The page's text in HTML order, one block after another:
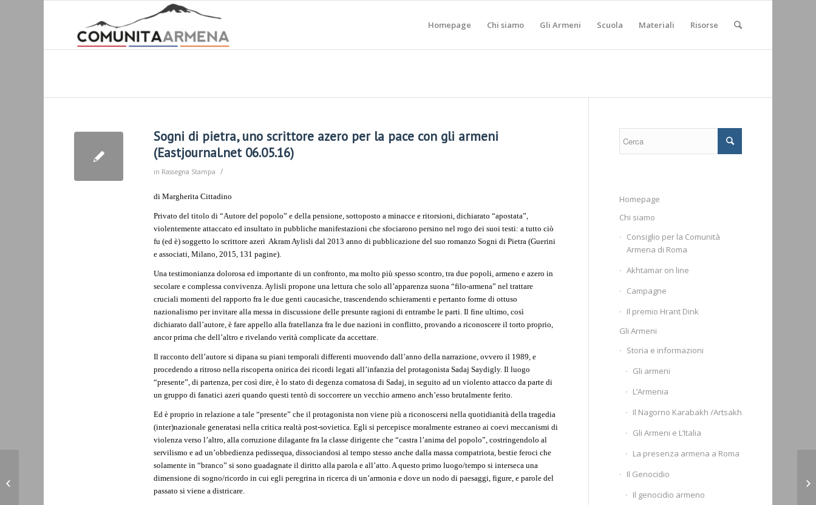
Homepage Chi siamo Gli Armeni Scuola Materiali Risorse
Sogni di pietra, uno scrittore azero per la pace con gli armeni
(Eastjournal.net 06.05.16)
in Rassegna Stampa /
di Margherita Cittadino
Privato del titolo di “Autore del popolo” e della pensione, sottoposto a minacce e ritorsioni, dichiarato “apostata”,
violentemente attaccato ed insultato in pubbliche manifestazioni che sfociarono persino nel rogo dei suoi testi: a tutto ciò
fu (ed è) soggetto lo scrittore azerì Akram Aylisli dal 2013 anno di pubblicazione del suo romanzo Sogni di Pietra (Guerini
e associati, Milano, 2015, 131 pagine).
Una testimonianza dolorosa ed importante di un confronto, ma molto più spesso scontro, tra due popoli, armeno e azero in
secolare e complessa convivenza. Aylisli propone una lettura che solo all’apparenza suona “filo-armena” nel trattare
cruciali momenti del rapporto fra le due genti caucasiche, trascendendo schieramenti e pertanto forme di ottuso
nazionalismo per invitare alla messa in discussione delle presunte ragioni di entrambe le parti. Il fine ultimo, così
dichiarato dall’autore, è fare appello alla fratellanza fra le due nazioni in conflitto, provando a riconoscere il torto proprio,
ancor prima che dell’altro e rivelando verità complicate da accettare.
Il racconto dell’autore si dipana su piani temporali differenti muovendo dall’anno della narrazione, ovvero il 1989, e
procedendo a ritroso nella riscoperta onirica dei ricordi legati all’infanzia del protagonista Sadaj Saydigly. Il luogo
“presente”, di partenza, per così dire, è lo stato di degenza comatosa di Sadaj, in seguito ad un violento attacco da parte di
un gruppo di fanatici azeri quando questi tentò di soccorrere un vecchio armeno anch’esso brutalmente ferito.
Ed è proprio in relazione a tale “presente” che il protagonista non viene più a riconoscersi nella quotidianità della tragedia
(inter)nazionale generatasi nella critica realtà post-sovietica. Egli si percepisce moralmente estraneo ai coevi meccanismi di
violenza verso l’altro, alla corruzione dilagante fra la classe dirigente che “castra l’anima del popolo”, costringendolo al
servilismo e ad un’obbedienza pedissequa, dissociandosi al tempo stesso anche dalla massa compatriota, bestie feroci che
solamente in “branco” si sono guadagnate il diritto alla parola e all’atto. A questo primo luogo/tempo si interseca una
dimensione di sogno/ricordo in cui egli peregrina in ricerca di un’armonia e dove un nodo di paesaggi, figure, e parole del
passato si viene a districare.
Homepage
Chi siamo
Consiglio per la Comunità
Armena di Roma
Akhtamar on line
Campagne
Il premio Hrant Dink
Gli Armeni
Storia e informazioni
Gli armeni
L’Armenia
Il Nagorno Karabakh /Artsakh
Gli Armeni e L’Italia
La presenza armena a Roma
Il Genocidio
Il genocidio armeno